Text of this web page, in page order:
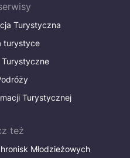
Turystyczna
turystyce
Turystyczne
Turystycznej
też
Młodzieżowych